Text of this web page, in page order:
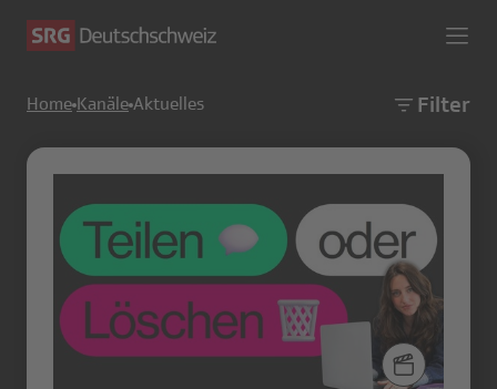
Home Kanäle Aktuelles Filter